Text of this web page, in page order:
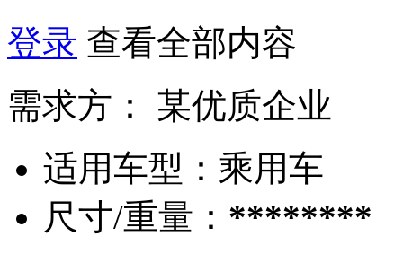
登录 查看全部内容
需求方：
某优质企业
适用车型： 乘用车
尺寸/重量： ********